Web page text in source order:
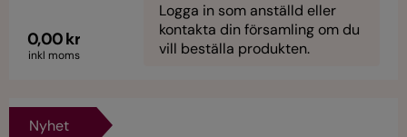
0,00 kr
inkl moms
Logga in som anställd eller
kontakta din församling om du
vill beställa produkten.
Nyhet